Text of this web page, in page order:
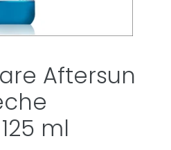
Aftersun
ml